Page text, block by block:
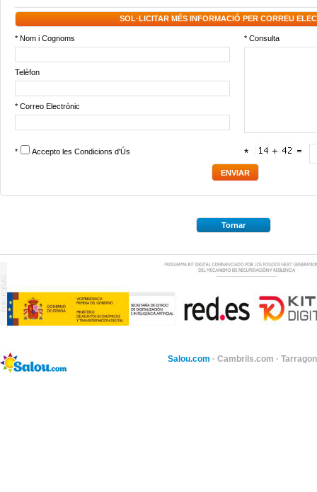
SOL·LICITAR MÉS INFORMACIÓ PER CORREU
* Nom i Cognoms * Consulta
Telèfon
* Correo Electrònic
* Accepto les Condicions d'Ús *
Tornar
Salou.com · Cambrils.com ·